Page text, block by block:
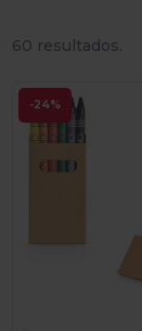
60 resultados.
-24%